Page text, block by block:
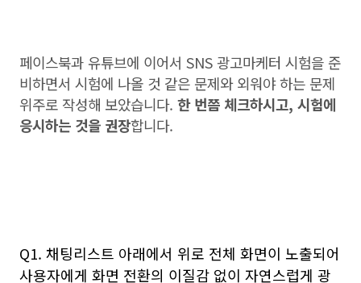
페이스북과 유튜브에 이어서 SNS 광고마케터 시험을 준
비하면서 시험에 나올 것 같은 문제와 외워야 하는 문제
위주로 작성해 보았습니다. 한 번쯤 체크하시고, 시험에
응시하는 것을 권장합니다.
Q1. 채팅리스트 아래에서 위로 전체 화면이 노출되어
사용자에게 화면 전환의 이질감 없이 자연스럽게 광